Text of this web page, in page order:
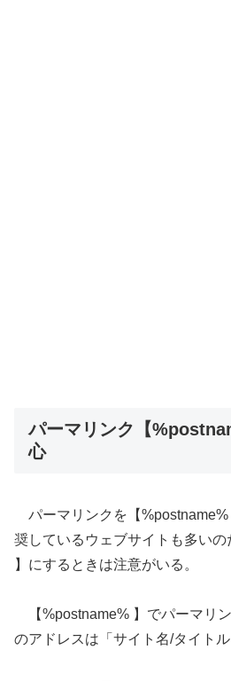
パーマリンク【
心
パーマリンクを【%postname%
奨しているウェブサイトも多い
】にするときは注意がいる。
【%postname% 】でパーマリ
のアドレスは「サイト名/タイトル